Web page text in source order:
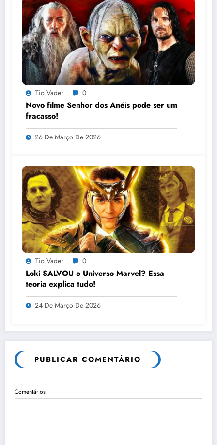
Tio Vader 0
Novo filme Senhor dos Anéis pode ser um
fracasso!
26 De Março De 2026
Tio Vader 0
Loki SALVOU o Universo Marvel? Essa
teoria explica tudo!
24 De Março De 2026
PUBLICAR COMENTÁRIO
Comentários